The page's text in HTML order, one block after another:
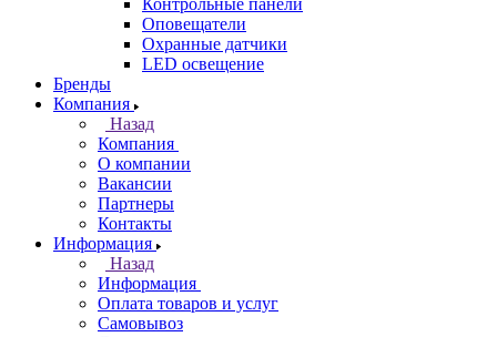
Контрольные панели
Оповещатели
Охранные датчики
LED освещение
Бренды
Компания
Назад
Компания
О компании
Вакансии
Партнеры
Контакты
Информация
Назад
Информация
Оплата товаров и услуг
Самовывоз